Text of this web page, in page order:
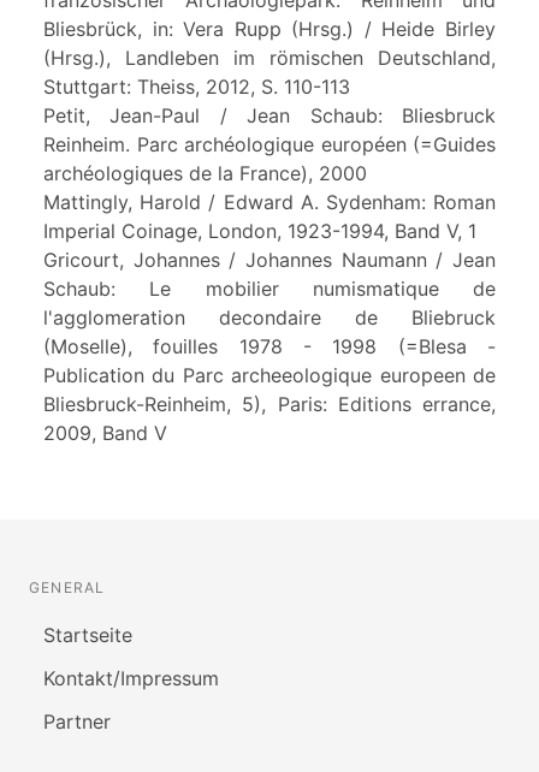
Bliesbrück, in: Vera Rupp (Hrsg.) / Heide Birley
(Hrsg.), Landleben im römischen Deutschland,
Stuttgart: Theiss, 2012, S. 110-113
Petit, Jean-Paul / Jean Schaub: Bliesbruck
Reinheim. Parc archéologique européen (=Guides
archéologiques de la France), 2000
Mattingly, Harold / Edward A. Sydenham: Roman
Imperial Coinage, London, 1923-1994, Band V, 1
Gricourt, Johannes / Johannes Naumann / Jean
Schaub: Le mobilier numismatique de
l'agglomeration decondaire de Bliebruck
(Moselle), fouilles 1978 - 1998 (=Blesa -
Publication du Parc archeeologique europeen de
Bliesbruck-Reinheim, 5), Paris: Editions errance,
2009, Band V
GENERAL
Startseite
Kontakt/Impressum
Partner